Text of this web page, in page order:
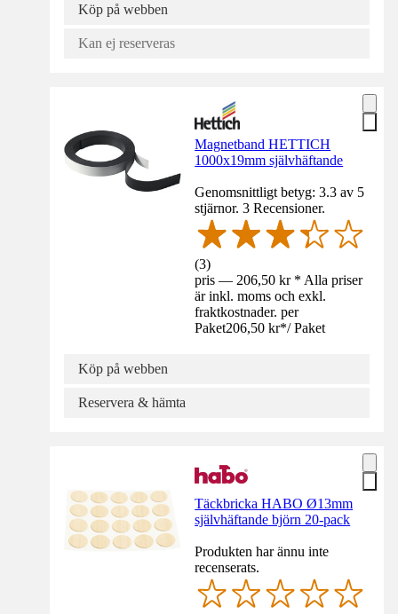
Köp på webben
Kan ej reserveras
Magnetband HETTICH
1000x19mm självhäftande
Genomsnittligt betyg: 3.3 av 5
stjärnor. 3 Recensioner.
(3)
pris — 206,50 kr * Alla priser
är inkl. moms och exkl.
fraktkostnader. per
Paket206,50 kr*/ Paket
Köp på webben
Reservera & hämta
Täckbricka HABO Ø13mm
självhäftande björn 20-pack
Produkten har ännu inte
recenserats.